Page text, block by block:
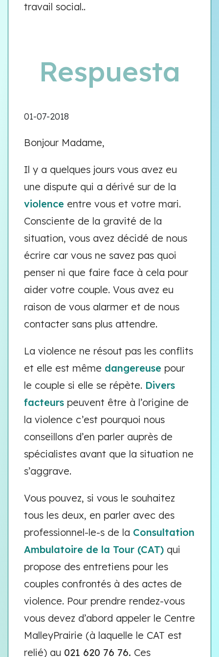
travail social..
Respuesta
01-07-2018
Bonjour Madame,
Il y a quelques jours vous avez eu
une dispute qui a dérivé sur de la
violence entre vous et votre mari.
Consciente de la gravité de la
situation, vous avez décidé de nous
écrire car vous ne savez pas quoi
penser ni que faire face à cela pour
aider votre couple. Vous avez eu
raison de vous alarmer et de nous
contacter sans plus attendre.
La violence ne résout pas les conflits
et elle est même dangereuse pour
le couple si elle se répète. Divers
facteurs peuvent être à l’origine de
la violence c’est pourquoi nous
conseillons d’en parler auprès de
spécialistes avant que la situation ne
s’aggrave.
Vous pouvez, si vous le souhaitez
tous les deux, en parler avec des
professionnel-le-s de la Consultation
Ambulatoire de la Tour (CAT) qui
propose des entretiens pour les
couples confrontés à des actes de
violence. Pour prendre rendez-vous
vous devez d’abord appeler le Centre
MalleyPrairie (à laquelle le CAT est
relié) au 021 620 76 76. Ces